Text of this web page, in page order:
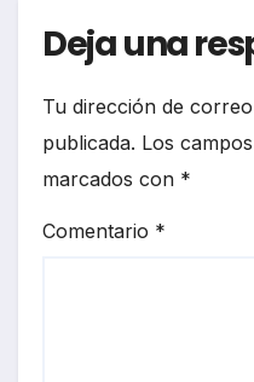
Deja una
Tu dirección de
publicada. Los
marcados con *
Comentario *